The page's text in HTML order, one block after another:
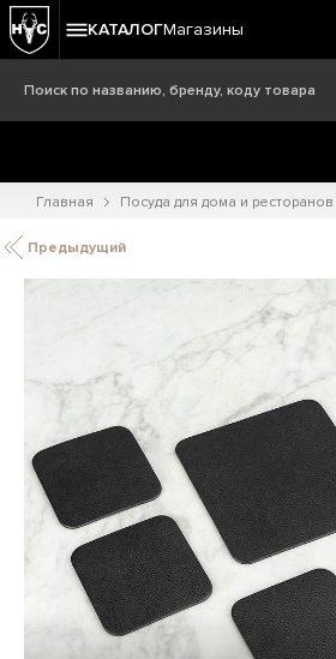
КАТАЛОГМагазины
Главная Посуда для дома и ресторанов
Предыдущий